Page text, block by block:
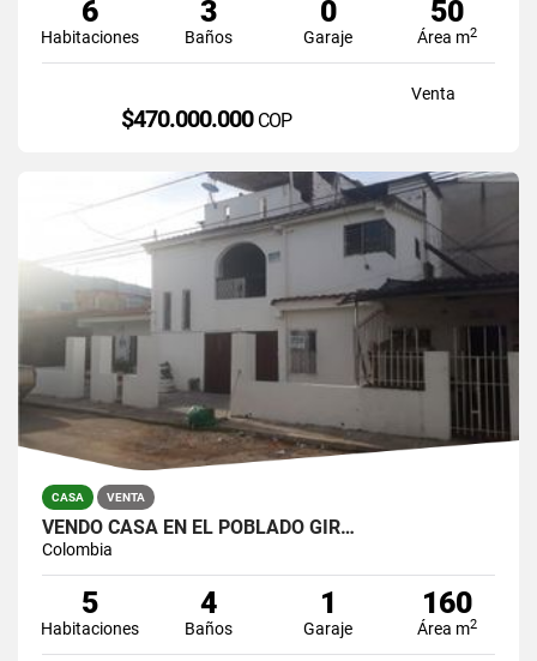
6
Habitaciones
3
Baños
0
Garaje
50
Área m2
Venta
$470.000.000 COP
CASA VENTA
VENDO CASA EN EL POBLADO GIR…
Colombia
5
Habitaciones
4
Baños
1
Garaje
160
Área m2